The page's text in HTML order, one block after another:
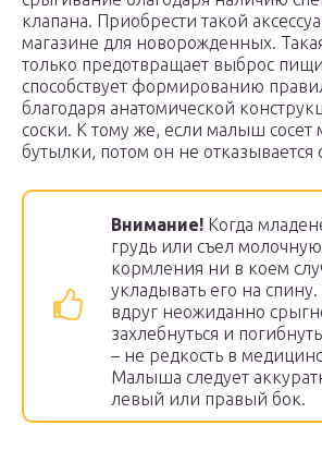
клапана. Приобрести такой
магазине для новорожденных.
только предотвращает выброс
способствует формированию
благодаря анатомической
соски. К тому же, если малыш сосет
бутылки, потом он не отказывается
Внимание! Когда
грудь или съел
кормления ни в коем
укладывать его на
вдруг неожиданно
захлебнуться и
– не редкость в
Малыша следует
левый или правый бок.